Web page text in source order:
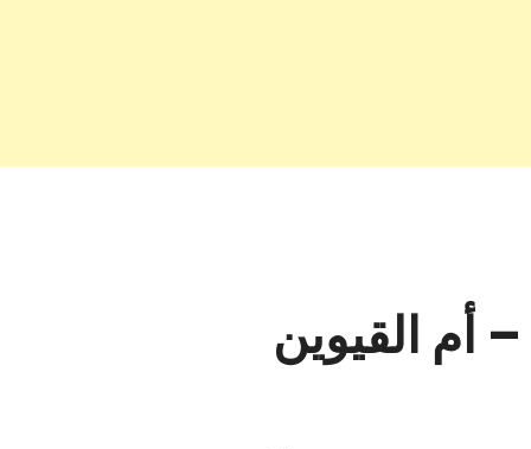
أم القيوين